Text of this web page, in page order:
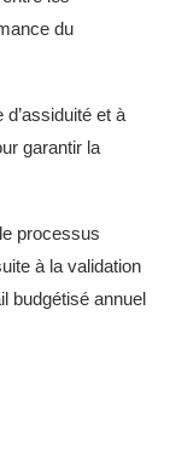
du
et à
garantir la
processus
à la validation
budgétisé annuel